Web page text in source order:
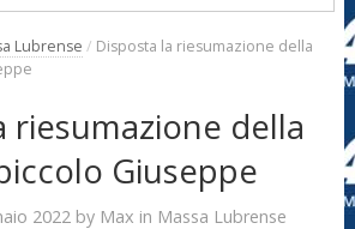
Lubrense / Disposta la riesumazione della
riesumazione della
Giuseppe
2022by Max in Massa Lubrense